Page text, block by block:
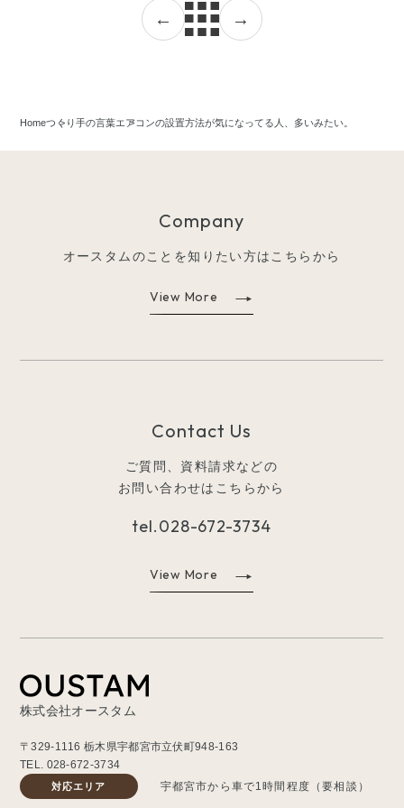
← →
Homeつくり手の言葉エアコンの設置方法が気になってる人、多いみたい。
Company
オースタムのことを知りたい方はこちらから
View More
Contact Us
ご質問、資料請求などの
お問い合わせはこちらから
tel.028-672-3734
View More
株式会社オースタム
〒329-1116 栃木県宇都宮市立伏町948-163
TEL. 028-672-3734
対応エリア 宇都宮市から車で1時間程度（要相談）